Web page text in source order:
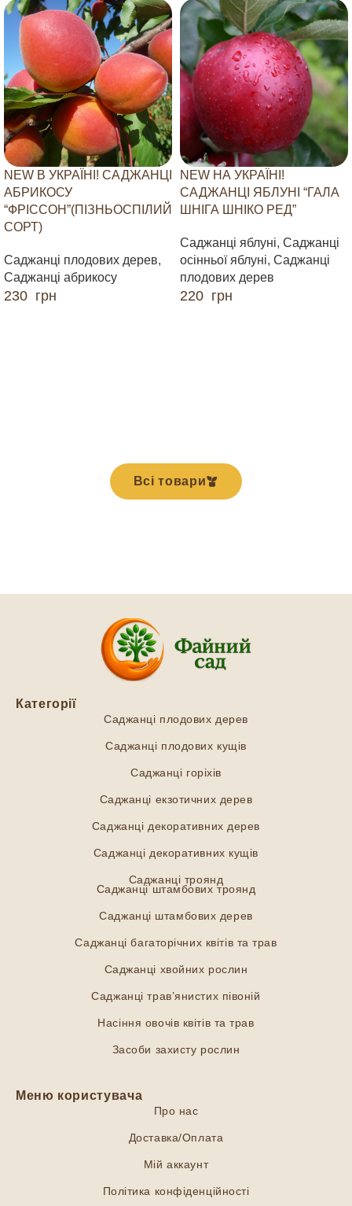
NEW В УКРАЇНІ! САДЖАНЦІ
АБРИКОСУ
“ФРІССОН”(ПІЗНЬОСПІЛИЙ
СОРТ)
Саджанці плодових дерев,
Саджанці абрикосу
230 грн
NEW НА УКРАЇНІ!
САДЖАНЦІ ЯБЛУНІ “ГАЛА
ШНІГА ШНІКО РЕД”
Саджанці яблуні, Саджанці
осінньої яблуні, Саджанці
плодових дерев
220 грн
Всі товари
Категорії
Саджанці плодових дерев
Саджанці плодових кущів
Саджанці горіхів
Саджанці екзотичних дерев
Саджанці декоративних дерев
Саджанці декоративних кущів
Саджанці троянд
Саджанці штамбових троянд
Саджанці штамбових дерев
Саджанці багаторічних квітів та трав
Саджанці хвойних рослин
Саджанці трав’янистих півоній
Насіння овочів квітів та трав
Засоби захисту рослин
Меню користувача
Про нас
Доставка/Оплата
Мій аккаунт
Політика конфіденційності